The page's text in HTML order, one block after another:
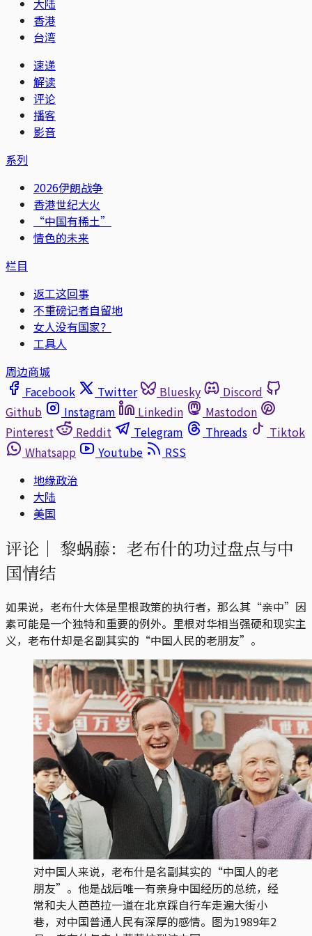
大陆
香港
台湾
速递
解读
评论
播客
影音
系列
2026伊朗战争
香港世纪大火
“中国有稀土”
情色的未来
栏目
返工这回事
不重磅记者自留地
女人没有国家？
工具人
周边商城
Facebook
Twitter Bluesky
Discord
Github
Instagram Linkedin
Mastodon
Pinterest
Reddit Telegram Threads
Tiktok
Whatsapp
Youtube
RSS
地缘政治
大陆
美国
评论｜ 黎蜗藤：老布什的功过盘点与中
国情结
如果说，老布什大体是里根政策的执行者，那么其“亲中”因
素可能是一个独特和重要的例外。里根对华相当强硬和现实主
义，老布什却是名副其实的“中国人民的老朋友”。
对中国人来说，老布什是名副其实的“中国人的老
朋友”。他是战后唯一有亲身中国经历的总统，经
常和夫人芭芭拉一道在北京踩自行车走遍大街小
巷，对中国普通人民有深厚的感情。图为1989年2